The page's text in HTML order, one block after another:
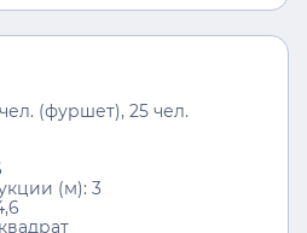
(фуршет), 25 чел.
(м): 3